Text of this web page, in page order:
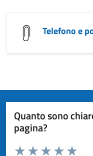
Telefono e
Quanto sono
pagina?
Valuta da 1 a 5 stelle la